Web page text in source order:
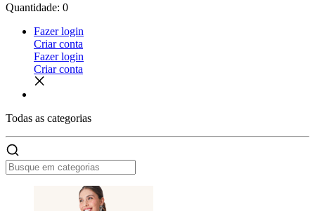
Quantidade: 0
Fazer login
Criar conta
Fazer login
Criar conta
Todas as categorias